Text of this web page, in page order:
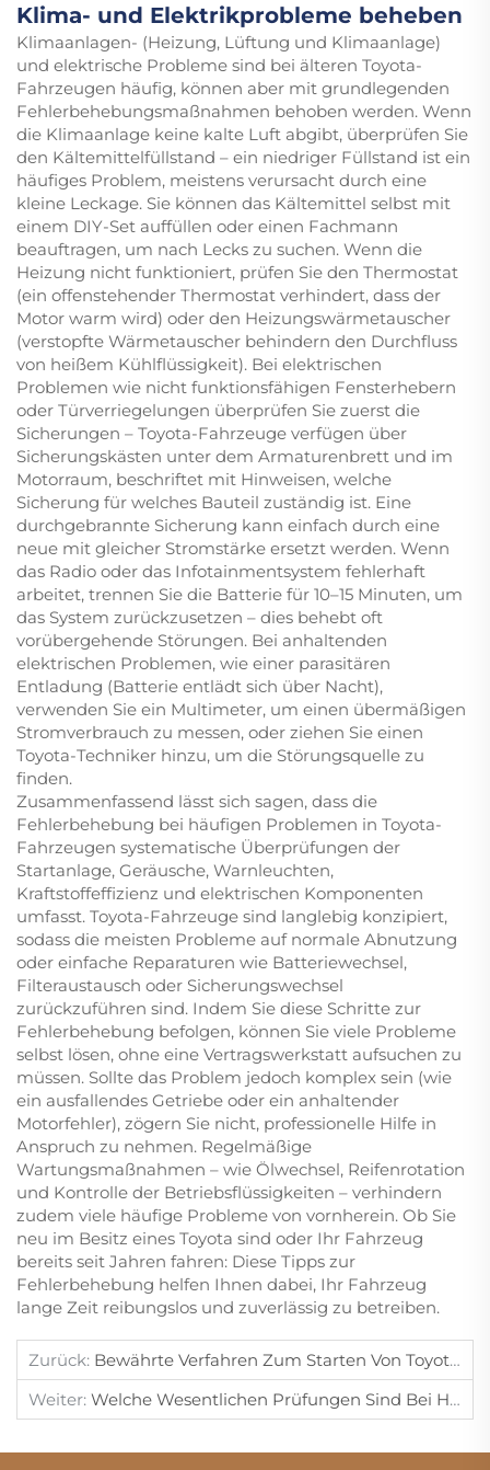
Klima- und Elektrikprobleme beheben
Klimaanlagen- (Heizung, Lüftung und Klimaanlage)
und elektrische Probleme sind bei älteren Toyota-
Fahrzeugen häufig, können aber mit grundlegenden
Fehlerbehebungsmaßnahmen behoben werden. Wenn
die Klimaanlage keine kalte Luft abgibt, überprüfen Sie
den Kältemittelfüllstand – ein niedriger Füllstand ist ein
häufiges Problem, meistens verursacht durch eine
kleine Leckage. Sie können das Kältemittel selbst mit
einem DIY-Set auffüllen oder einen Fachmann
beauftragen, um nach Lecks zu suchen. Wenn die
Heizung nicht funktioniert, prüfen Sie den Thermostat
(ein offenstehender Thermostat verhindert, dass der
Motor warm wird) oder den Heizungswärmetauscher
(verstopfte Wärmetauscher behindern den Durchfluss
von heißem Kühlflüssigkeit). Bei elektrischen
Problemen wie nicht funktionsfähigen Fensterhebern
oder Türverriegelungen überprüfen Sie zuerst die
Sicherungen – Toyota-Fahrzeuge verfügen über
Sicherungskästen unter dem Armaturenbrett und im
Motorraum, beschriftet mit Hinweisen, welche
Sicherung für welches Bauteil zuständig ist. Eine
durchgebrannte Sicherung kann einfach durch eine
neue mit gleicher Stromstärke ersetzt werden. Wenn
das Radio oder das Infotainmentsystem fehlerhaft
arbeitet, trennen Sie die Batterie für 10–15 Minuten, um
das System zurückzusetzen – dies behebt oft
vorübergehende Störungen. Bei anhaltenden
elektrischen Problemen, wie einer parasitären
Entladung (Batterie entlädt sich über Nacht),
verwenden Sie ein Multimeter, um einen übermäßigen
Stromverbrauch zu messen, oder ziehen Sie einen
Toyota-Techniker hinzu, um die Störungsquelle zu
finden.
Zusammenfassend lässt sich sagen, dass die
Fehlerbehebung bei häufigen Problemen in Toyota-
Fahrzeugen systematische Überprüfungen der
Startanlage, Geräusche, Warnleuchten,
Kraftstoffeffizienz und elektrischen Komponenten
umfasst. Toyota-Fahrzeuge sind langlebig konzipiert,
sodass die meisten Probleme auf normale Abnutzung
oder einfache Reparaturen wie Batteriewechsel,
Filteraustausch oder Sicherungswechsel
zurückzuführen sind. Indem Sie diese Schritte zur
Fehlerbehebung befolgen, können Sie viele Probleme
selbst lösen, ohne eine Vertragswerkstatt aufsuchen zu
müssen. Sollte das Problem jedoch komplex sein (wie
ein ausfallendes Getriebe oder ein anhaltender
Motorfehler), zögern Sie nicht, professionelle Hilfe in
Anspruch zu nehmen. Regelmäßige
Wartungsmaßnahmen – wie Ölwechsel, Reifenrotation
und Kontrolle der Betriebsflüssigkeiten – verhindern
zudem viele häufige Probleme von vornherein. Ob Sie
neu im Besitz eines Toyota sind oder Ihr Fahrzeug
bereits seit Jahren fahren: Diese Tipps zur
Fehlerbehebung helfen Ihnen dabei, Ihr Fahrzeug
lange Zeit reibungslos und zuverlässig zu betreiben.
Zurück: Bewährte Verfahren Zum Starten Von Toyota-Fahrzeugen Bei Kaltem Wetter.
Weiter: Welche Wesentlichen Prüfungen Sind Bei Honda-Fahrzeugen Vor Einer Urlaubsreise Erforderlich?